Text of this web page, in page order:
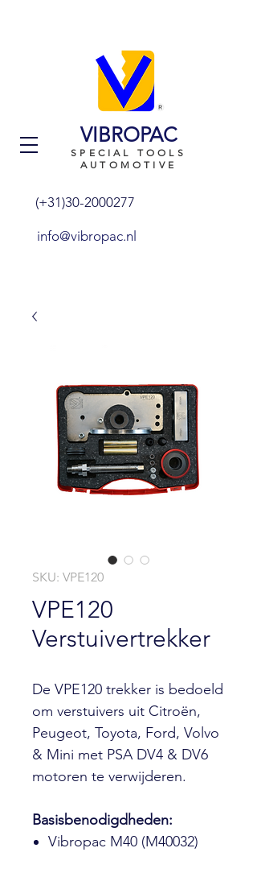
VIBROPAC
SPECIAL TOOLS
AUTOMOTIVE
(+31)30-2000277
info@vibropac.nl
SKU: VPE120
VPE120
Verstuivertrekker
De VPE120 trekker is bedoeld
om verstuivers uit Citroën,
Peugeot, Toyota, Ford, Volvo
& Mini met PSA DV4 & DV6
motoren te verwijderen.
Basisbenodigdheden:
Vibropac M40 (M40032)